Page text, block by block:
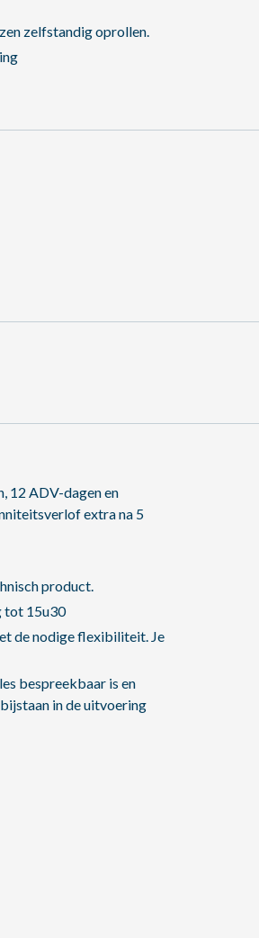
zelfstandig oprollen.
12 ADV-dagen en
extra na 5
product.
tot 15u30
de nodige flexibiliteit. Je
bespreekbaar is en
in de uitvoering